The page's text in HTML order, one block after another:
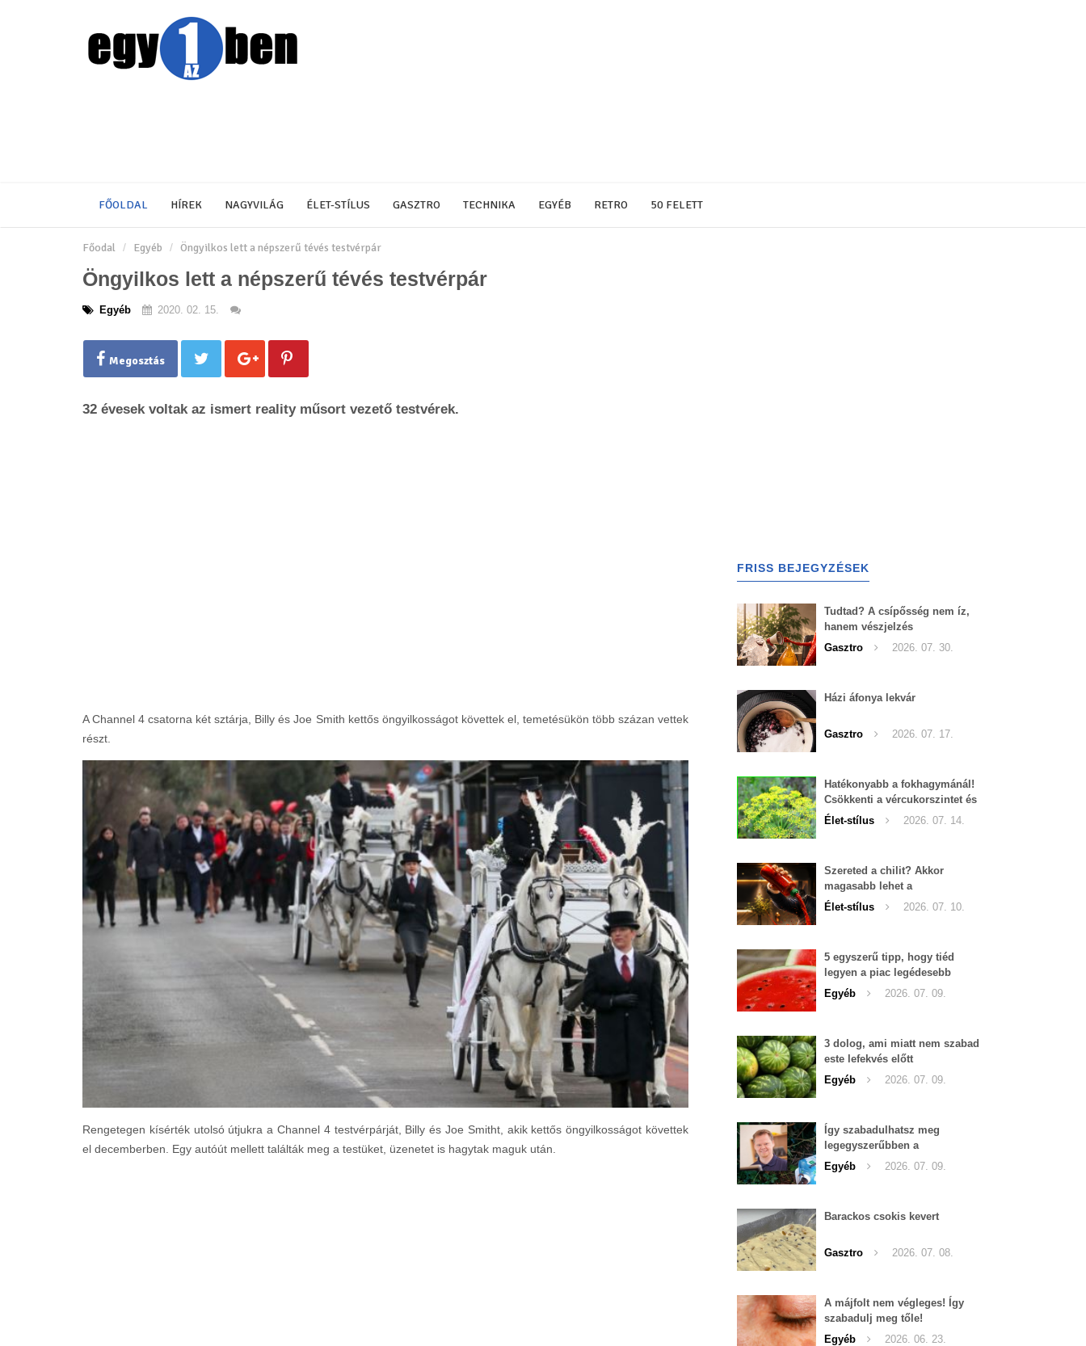
FŐOLDAL HÍREK NAGYVILÁG ÉLET-STÍLUS GASZTRO TECHNIKA EGYÉB RETRO 50 FELETT
Főodal Egyéb Öngyilkos lett a népszerű tévés testvérpár
Öngyilkos lett a népszerű tévés testvérpár
Egyéb 2020. 02. 15.
Megosztás
32 évesek voltak az ismert reality műsort vezető testvérek.
A Channel 4 csatorna két sztárja, Billy és Joe Smith kettős öngyilkosságot követtek el, temetésükön több százan vettek
részt.
Rengetegen kísérték utolsó útjukra a Channel 4 testvérpárját, Billy és Joe Smitht, akik kettős öngyilkosságot követtek
el decemberben. Egy autóút mellett találták meg a testüket, üzenetet is hagytak maguk után.
FRISS BEJEGYZÉSEK
Tudtad? A csípősség nem íz,
hanem vészjelzés
Gasztro
2026. 07. 30.
Házi áfonya lekvár
Gasztro 2026. 07. 17.
Hatékonyabb a fokhagymánál!
Csökkenti a vércukorszintet és
a magas vérnyomást is!
Élet-stílus 2026. 07. 14.
Szereted a chilit? Akkor
magasabb lehet a
tesztoszteron-szinted
Élet-stílus 2026. 07. 10.
5 egyszerű tipp, hogy tiéd
legyen a piac legédesebb
görögdinnyéje
Egyéb 2026. 07. 09.
3 dolog, ami miatt nem szabad
este lefekvés előtt
görögdinnyét enni
Egyéb 2026. 07. 09.
Így szabadulhatsz meg
legegyszerűbben a
pucércsigáktól
Egyéb 2026. 07. 09.
Barackos csokis kevert
Gasztro 2026. 07. 08.
A májfolt nem végleges! Így
szabadulj meg tőle!
Egyéb
2026. 06. 23.